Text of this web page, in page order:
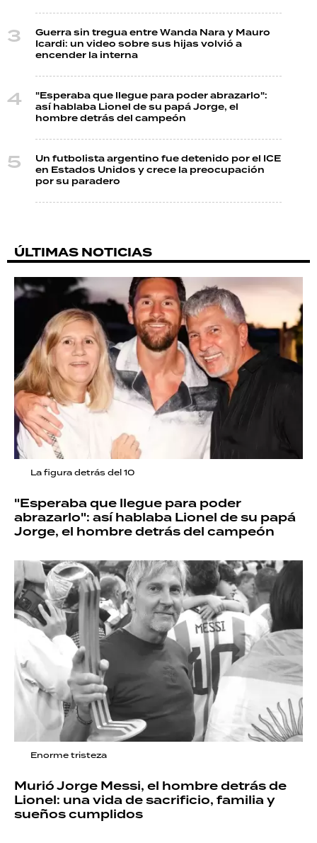
Guerra sin tregua entre Wanda Nara y Mauro
Icardi: un video sobre sus hijas volvió a
encender la interna
"Esperaba que llegue para poder abrazarlo":
así hablaba Lionel de su papá Jorge, el
hombre detrás del campeón
Un futbolista argentino fue detenido por el ICE
en Estados Unidos y crece la preocupación
por su paradero
ÚLTIMAS NOTICIAS
La figura detrás del 10
"Esperaba que llegue para poder
abrazarlo": así hablaba Lionel de su papá
Jorge, el hombre detrás del campeón
Enorme tristeza
Murió Jorge Messi, el hombre detrás de
Lionel: una vida de sacrificio, familia y
sueños cumplidos